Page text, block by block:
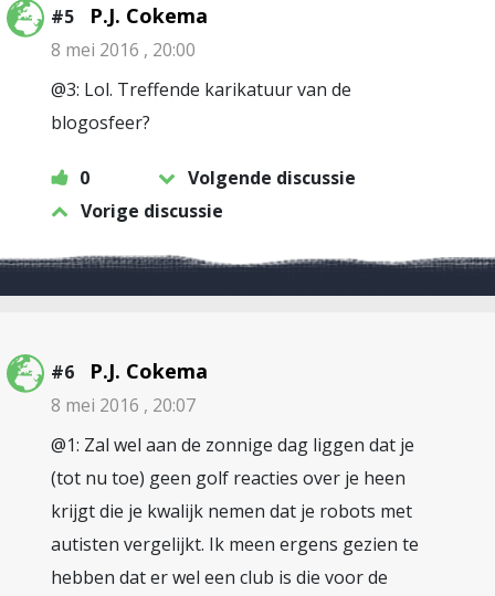
#5 P.J. Cokema
8 mei 2016 , 20:00
@3: Lol. Treffende karikatuur van de
blogosfeer?
0
Volgende discussie
Vorige discussie
#6 P.J. Cokema
8 mei 2016 , 20:07
@1: Zal wel aan de zonnige dag liggen dat je
(tot nu toe) geen golf reacties over je heen
krijgt die je kwalijk nemen dat je robots met
autisten vergelijkt. Ik meen ergens gezien te
hebben dat er wel een club is die voor de